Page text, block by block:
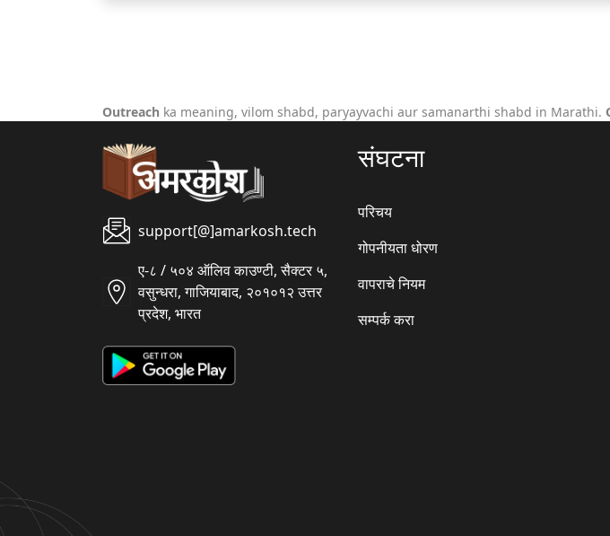
Outreach ka meaning, vilom shabd, paryayvachi aur samanarthi shabd in Marathi.
support[@]amarkosh.tech
ए-८ / ५०४ ऑलिव काउण्टी, सैक्टर ५,
वसुन्धरा, गाजियाबाद, २०१०१२ उत्तर
प्रदेश, भारत
संघटना
परिचय
गोपनीयता धोरण
वापराचे नियम
सम्पर्क करा